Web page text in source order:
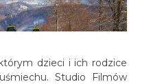
dzieci i ich rodzice
Studio Filmów